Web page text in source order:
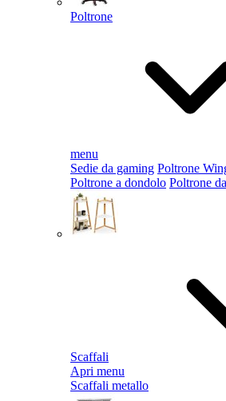
Poltrone
menu
Sedie da gaming Poltrone
Poltrone a dondolo Poltrone
Scaffali
Apri menu
Scaffali metallo